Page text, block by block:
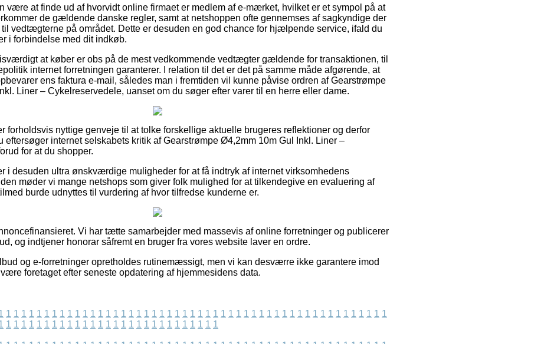
være at finde ud af hvorvidt online firmaet er medlem af e-mærket, hvilket er et sympol på at
de gældende danske regler, samt at netshoppen ofte gennemses af sagkyndige der
vedtægterne på området. Dette er desuden en god chance for hjælpende service, ifald du
i forbindelse med dit indkøb.
at køber er obs på de mest vedkommende vedtægter gældende for transaktionen, til
internet forretningen garanterer. I relation til det er det på samme måde afgørende, at
ens faktura e-mail, således man i fremtiden vil kunne påvise ordren af Gearstrømpe
Liner – Cykelreservedele, uanset om du søger efter varer til en herre eller dame.
forholdsvis nyttige genveje til at tolke forskellige aktuelle brugeres reflektioner og derfor
eftersøger internet selskabets kritik af Gearstrømpe Ø4,2mm 10m Gul Inkl. Liner –
for at du shopper.
i desuden ultra ønskværdige muligheder for at få indtryk af internet virksomhedens
møder vi mange netshops som giver folk mulighed for at tilkendegive en evaluering af
burde udnyttes til vurdering af hvor tilfredse kunderne er.
Vi har tætte samarbejder med massevis af online forretninger og publicerer
og indtjener honorar såfremt en bruger fra vores website laver en ordre.
og e-forretninger opretholdes rutinemæssigt, men vi kan desværre ikke garantere imod
foretaget efter seneste opdatering af hjemmesidens data.
1 1 1 1 1 1 1 1 1 1 1 1 1 1 1 1 1 1 1 1 1 1 1 1 1 1 1 1 1 1 1 1 1 1 1 1 1 1 1 1 1 1 1 1 1 1 1 1 1 1
1 1 1 1 1 1 1 1 1 1 1 1 1 1 1 1 1 1 1 1 1 1 1 1 1 1 1 1